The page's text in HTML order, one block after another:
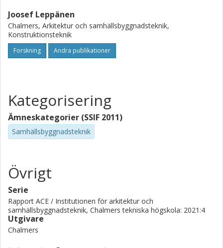
Joosef Leppänen
Chalmers, Arkitektur och samhällsbyggnadsteknik,
Konstruktionsteknik
Forskning Andra publikationer
Kategorisering
Ämneskategorier (SSIF 2011)
Samhällsbyggnadsteknik
Övrigt
Serie
Rapport ACE / Institutionen för arkitektur och
samhällsbyggnadsteknik, Chalmers tekniska högskola: 2021:4
Utgivare
Chalmers